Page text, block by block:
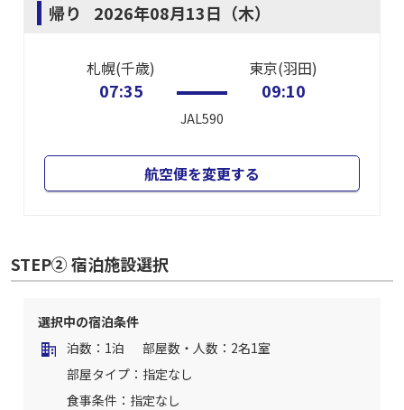
帰り 2026年08月13日（木）
札幌(千歳)
07:35
JAL590
東京(羽田)
09:10
航空便を変更する
STEP② 宿泊施設選択
選択中の宿泊条件
泊数：1泊
部屋数・人数：2名1室
部屋タイプ：指定なし
食事条件：指定なし